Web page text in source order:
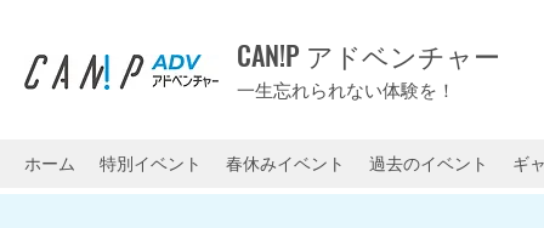
CAN!P アドベンチャー
一生忘れられない体験を！
ホーム 特別イベント 春休みイベント 過去のイベント ギ